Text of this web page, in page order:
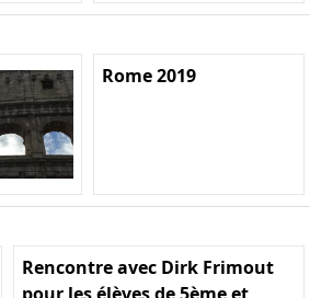
Rome 2019
Rencontre avec Dirk Frimout